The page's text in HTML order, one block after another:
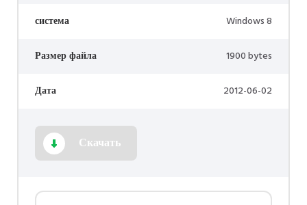
система Windows 8
Размер файла 1900 bytes
Дата 2012-06-02
Скачать